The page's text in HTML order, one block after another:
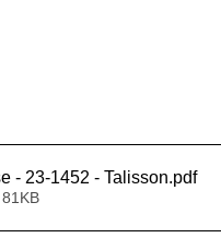
- 23-1452 - Talisson.pdf